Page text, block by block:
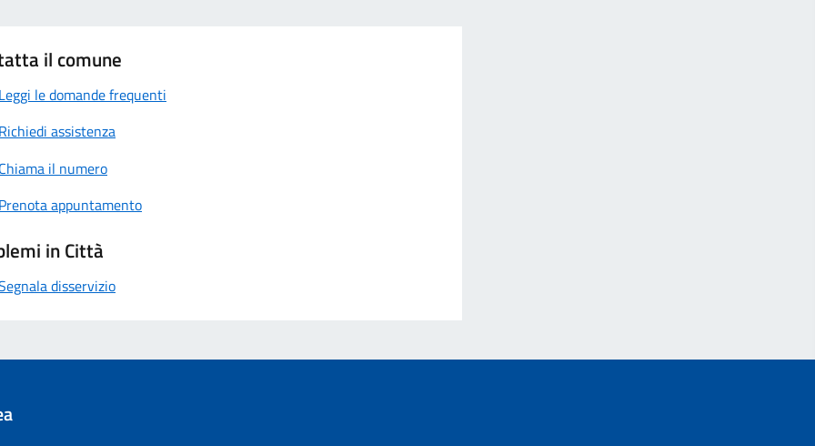
il comune
Leggi le domande frequenti
Richiedi assistenza
Chiama il numero
Prenota appuntamento
in Città
disservizio